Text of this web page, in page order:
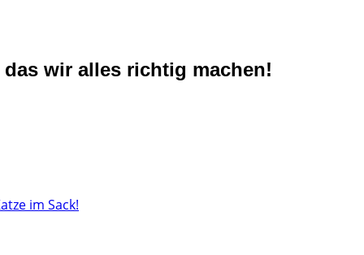
wir alles richtig machen!
im Sack!